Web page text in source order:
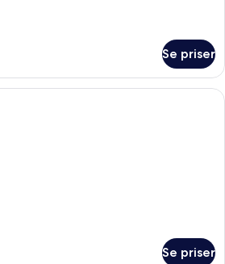
Se priser
Et hotelværelse med en seng, et
Se priser